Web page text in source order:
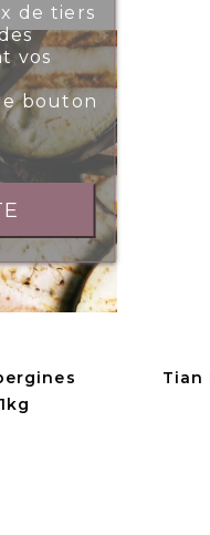
Tian
de tiers
vos
bouton